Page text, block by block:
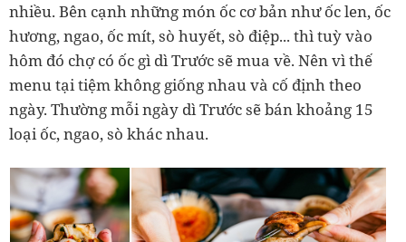
nhiều. Bên cạnh những món ốc cơ bản như ốc len, ốc
hương, ngao, ốc mít, sò huyết, sò điệp... thì tuỳ vào
hôm đó chợ có ốc gì dì Trước sẽ mua về. Nên vì thế
menu tại tiệm không giống nhau và cố định theo
ngày. Thường mỗi ngày dì Trước sẽ bán khoảng 15
loại ốc, ngao, sò khác nhau.